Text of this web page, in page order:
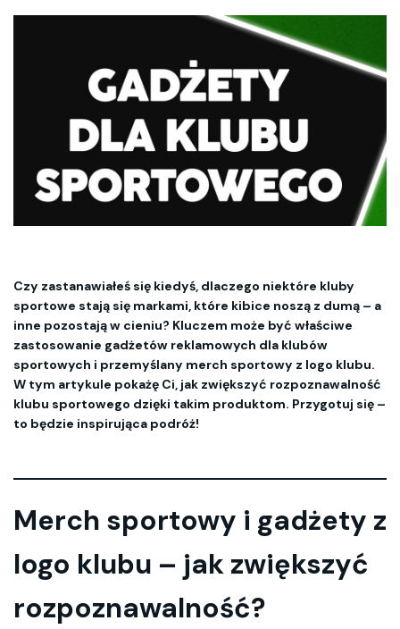
Czy zastanawiałeś się kiedyś, dlaczego niektóre kluby
sportowe stają się markami, które kibice noszą z dumą – a
inne pozostają w cieniu? Kluczem może być właściwe
zastosowanie gadżetów reklamowych dla klubów
sportowych i przemyślany merch sportowy z logo klubu.
W tym artykule pokażę Ci, jak zwiększyć rozpoznawalność
klubu sportowego dzięki takim produktom. Przygotuj się –
to będzie inspirująca podróż!
Merch sportowy i gadżety z
logo klubu – jak zwiększyć
rozpoznawalność?